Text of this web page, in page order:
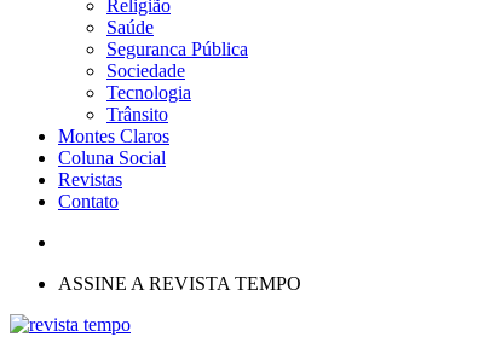
Religião
Saúde
Seguranca Pública
Sociedade
Tecnologia
Trânsito
Montes Claros
Coluna Social
Revistas
Contato
ASSINE A REVISTA TEMPO